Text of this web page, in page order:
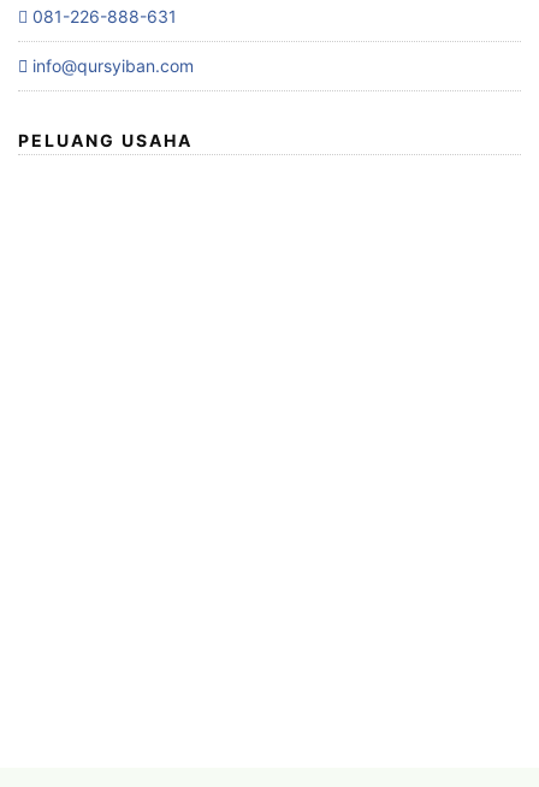
081-226-888-631
info@qursyiban.com
PELUANG USAHA